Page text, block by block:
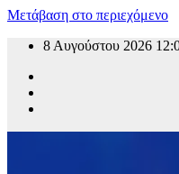
Μετάβαση στο περιεχόμενο
8 Αυγούστου 2026